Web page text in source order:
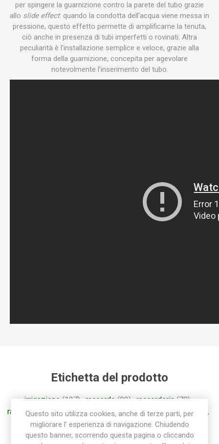
per spingere la guarnizione contro la parete del tubo grazie
allo slide effect: quando la condotta dell’acqua viene messa in
pressione, questo effetto permette di amplificarne la tenuta,
ciò anche in presenza di tubi imperfetti o rovinati. Altra
peculiarità è l’installazione semplice e veloce, grazie alla
forma della guarnizione, concepita per agevolare
notevolmente l’inserimento del tubo.
Etichetta del prodotto
irrigazione (127), raccordo (92), raccorderia (78),
raccorderia rapida (55) , raccordi (57), raccorderia sab (85)
,
raccordo a gomito (28), gomito (26)
Questo sito utilizza cookies, anche di terze parti, per
migliorare l’ esperienza di navigazione. Chiudendo
questo banner, scorrendo questa pagina o cliccando